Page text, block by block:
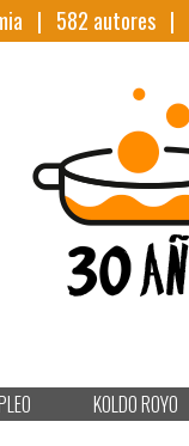
| 582 autores |
KOLDO ROYO